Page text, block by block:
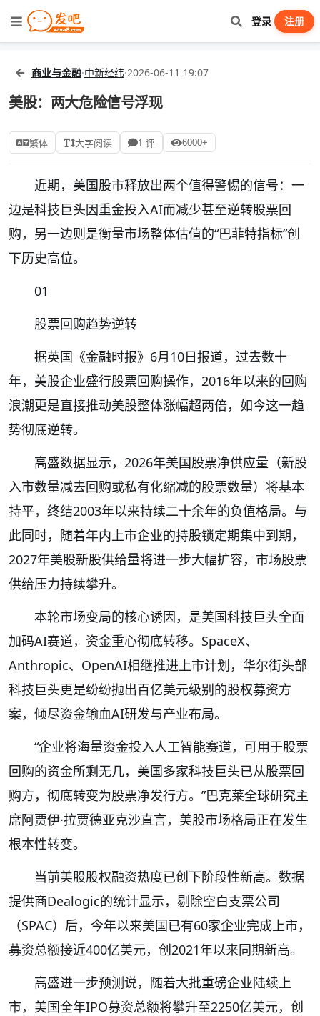
登录 注册
商业与金融·中新经纬·2026-06-11 19:07
美股：两大危险信号浮现
繁体 大字阅读 1 评 6000+
近期，美国股市释放出两个值得警惕的信号：一
边是科技巨头因重金投入AI而减少甚至逆转股票回
购，另一边则是衡量市场整体估值的“巴菲特指标”创
下历史高位。
01
股票回购趋势逆转
据英国《金融时报》6月10日报道，过去数十
年，美股企业盛行股票回购操作，2016年以来的回购
浪潮更是直接推动美股整体涨幅超两倍，如今这一趋
势彻底逆转。
高盛数据显示，2026年美国股票净供应量（新股
入市数量减去回购或私有化缩减的股票数量）将基本
持平，终结2003年以来持续二十余年的负值格局。与
此同时，随着年内上市企业的持股锁定期集中到期，
2027年美股新股供给量将进一步大幅扩容，市场股票
供给压力持续攀升。
本轮市场变局的核心诱因，是美国科技巨头全面
加码AI赛道，资金重心彻底转移。SpaceX、
Anthropic、OpenAI相继推进上市计划，华尔街头部
科技巨头更是纷纷抛出百亿美元级别的股权募资方
案，倾尽资金输血AI研发与产业布局。
“企业将海量资金投入人工智能赛道，可用于股票
回购的资金所剩无几，美国多家科技巨头已从股票回
购方，彻底转变为股票净发行方。”巴克莱全球研究主
席阿贾伊·拉贾德亚克沙直言，美股市场格局正在发生
根本性转变。
当前美股股权融资热度已创下阶段性新高。数据
提供商Dealogic的统计显示，剔除空白支票公司
（SPAC）后，今年以来美国已有60家企业完成上市，
募资总额接近400亿美元，创2021年以来同期新高。
高盛进一步预测说，随着大批重磅企业陆续上
市，美国全年IPO募资总额将攀升至2250亿美元，创